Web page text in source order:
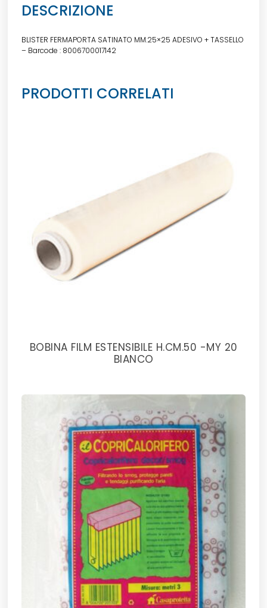
DESCRIZIONE
BLISTER FERMAPORTA SATINATO MM.25×25 ADESIVO + TASSELLO
– Barcode : 8006700017142
PRODOTTI CORRELATI
BOBINA FILM ESTENSIBILE H.CM.50 -MY 20
BIANCO